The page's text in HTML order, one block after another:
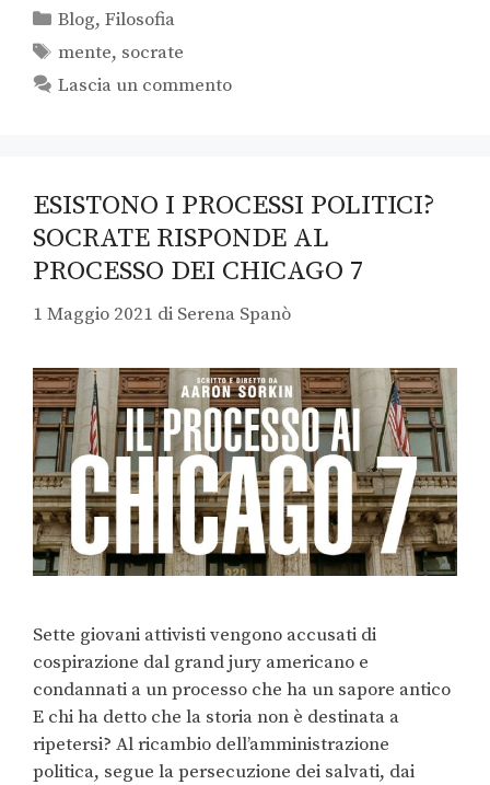
Blog,Filosofia
mente, socrate
Lascia un commento
ESISTONO I PROCESSI POLITICI?
SOCRATE RISPONDE AL
PROCESSO DEI CHICAGO 7
1 Maggio 2021 di Serena Spanò
Sette giovani attivisti vengono accusati di
cospirazione dal grand jury americano e
condannati a un processo che ha un sapore antico
E chi ha detto che la storia non è destinata a
ripetersi? Al ricambio dell’amministrazione
politica, segue la persecuzione dei salvati, dai